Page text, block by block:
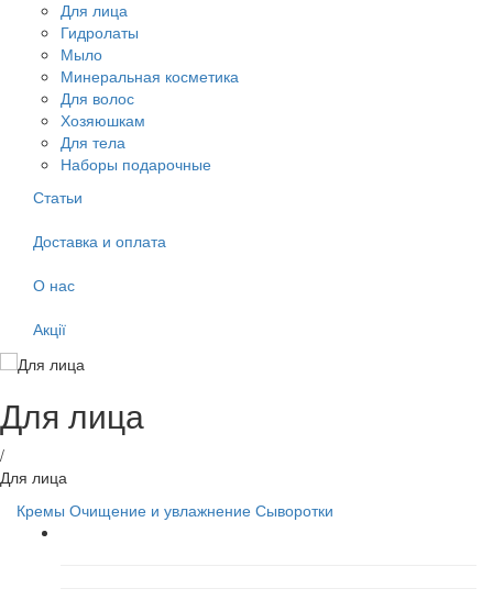
Для лица
Гидролаты
Мыло
Минеральная косметика
Для волос
Хозяюшкам
Для тела
Наборы подарочные
Статьи
Доставка и оплата
О нас
Акції
Для лица
/
Для лица
Кремы Очищение и увлажнение Сыворотки